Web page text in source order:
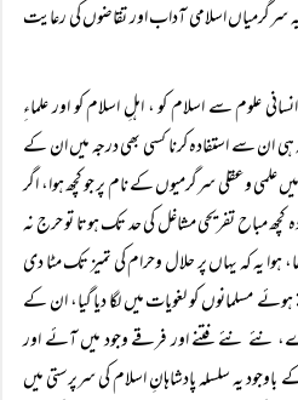
سرگرمیاں اسلامی آداب اور تقاضوں کی رعایت
علوم سے اسلام کو ، اہلِ اسلام کو اور علماءِ
ہی ان سے استفادہ کرنا کسی بھی درجہ میں ان کے
علمی وعقلی سرگرمیوں کے نام پر جو کچھ ہوا، اگر
کچھ مباح تفریحی مشاغل کی حد تک ہوتا تو حرج نہ
ہوا یہ کہ یہاں پر حلال وحرام کی تمیز تک مٹا دی
مسلمانوں کو لغویات میں لگا دیا گیا، ان کے
نئے فتنے اور فرقے وجود میں آئے اور
یہ سلسلہ پادشاہانِ اسلام کی سرپرستی میں